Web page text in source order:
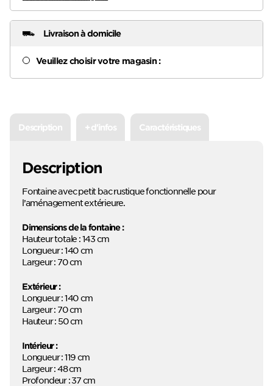
Livraison à domicile
Veuillez choisir votre magasin :
Description + d'infos Caractéristiques
Description
Fontaine avec petit bac rustique fonctionnelle pour
l’aménagement extérieure.
Dimensions de la fontaine :
Hauteur totale : 143 cm
Longueur : 140 cm
Largeur : 70 cm
Extérieur :
Longueur : 140 cm
Largeur : 70 cm
Hauteur : 50 cm
Intérieur :
Longueur : 119 cm
Largeur : 48 cm
Profondeur : 37 cm